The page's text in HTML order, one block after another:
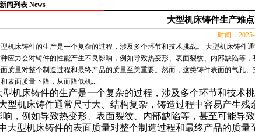
新闻列表 News
大型机床铸件生产难点
时间：
机床铸件的生产是一个复杂的过程，涉及多个环节和技术挑战。 大型机床铸件
应力会对铸件的性能产生不良影响，例如导致热变形、表面裂纹、内部缺陷等
质量对整个制造过程和最终产品的质量至关重要。然而，这类铸件表面的气孔
表面质量下降，从而降低机...
型机床铸件的生产是一个复杂的过程，涉及多个环节和技术挑
型机床铸件通常尺寸大、结构复杂，铸造过程中容易产生
响，例如导致热变形、表面裂纹、内部缺陷等，甚至可能导致
大型机床铸件的表面质量对整个制造过程和最终产品的质